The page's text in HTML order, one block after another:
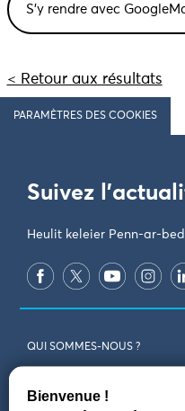
< Retour aux résultats
PARAMÈTRES DES COOKIES
Suivez
Heulit keleier Penn-ar-bed
QUI SOMMES-NOUS ?
REJOIGNEZ-NOUS